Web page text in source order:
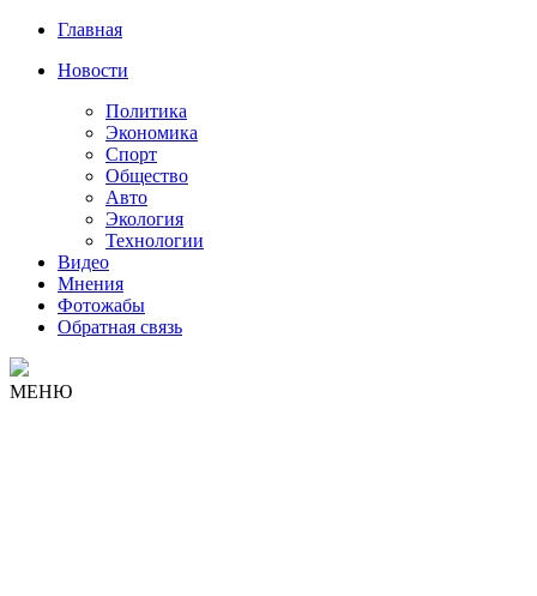
Главная
Новости
Политика
Экономика
Спорт
Общество
Авто
Экология
Технологии
Видео
Мнения
Фотожабы
Обратная связь
МЕНЮ